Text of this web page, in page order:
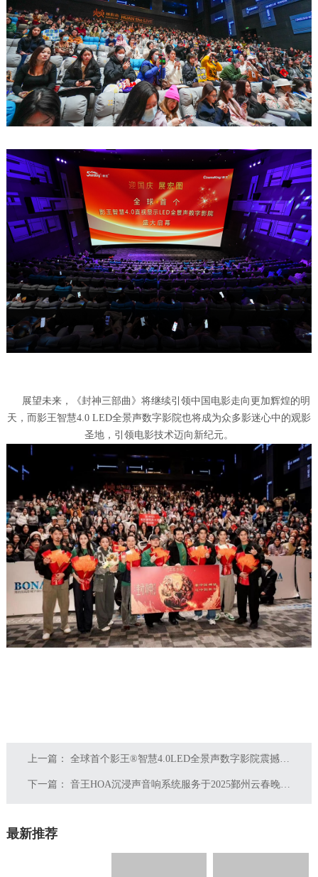
展望未来，《封神三部曲》将继续引领中国电影走向更加辉煌的明
天，而影王智慧4.0 LED全景声数字影院也将成为众多影迷心中的观影
圣地，引领电影技术迈向新纪元。
上一篇： 全球首个影王®智慧4.0LED全景声数字影院震撼亮相
下一篇： 音王HOA沉浸声音响系统服务于2025鄞州云春晚，打造空前视听盛宴
最新推荐